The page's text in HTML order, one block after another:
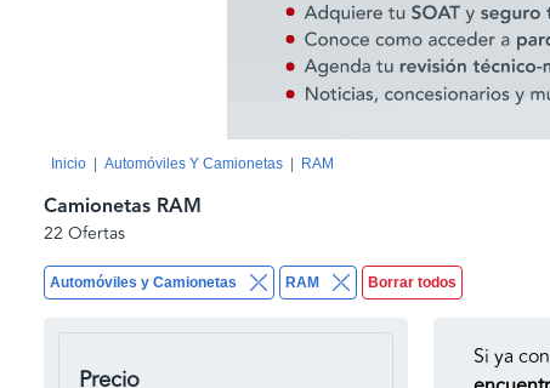
Inicio Automóviles Y Camionetas RAM
Automóviles y Camionetas RAM Borrar todos
Camionetas RAM
22 Ofertas
Precio
Si ya